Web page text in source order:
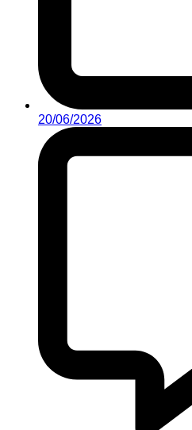
20/06/2026